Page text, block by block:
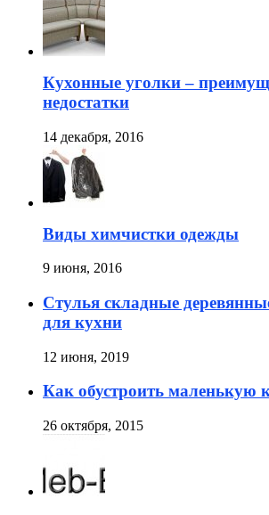
Кухонные уголки –
недостатки
14 декабря, 2016
Виды химчистки одежды
9 июня, 2016
Стулья складные
для кухни
12 июня, 2019
Как обустроить маленькую
26 октября, 2015